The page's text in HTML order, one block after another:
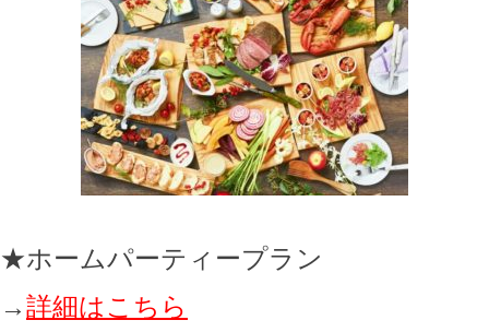
★ホームパーティープラン
→詳細はこちら